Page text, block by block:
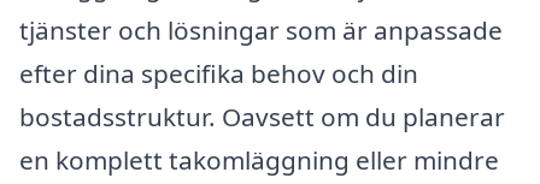
tjänster och lösningar som är anpassade
efter dina specifika behov och din
bostadsstruktur. Oavsett om du planerar
en komplett takomläggning eller mindre